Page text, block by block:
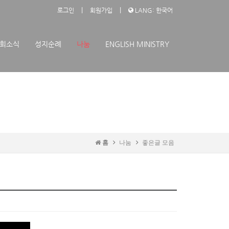
로그인 회원가입 LANG: 한국어
소식 성지순례 나눔 ENGLISH MINISTRY
홈 나눔 좋은글 모음